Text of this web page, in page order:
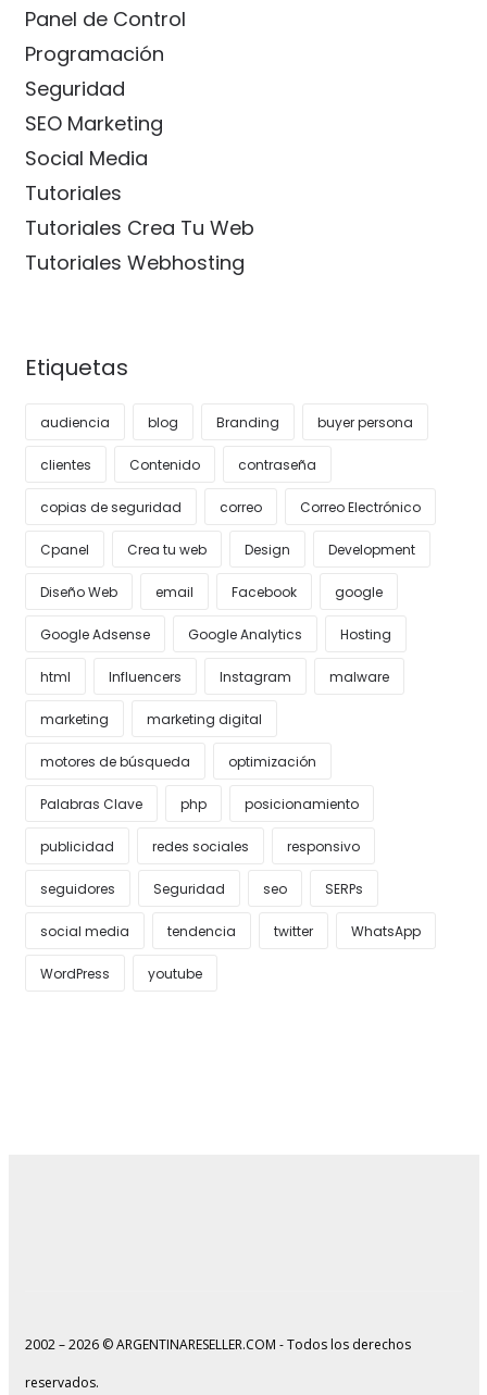
Panel de Control
Programación
Seguridad
SEO Marketing
Social Media
Tutoriales
Tutoriales Crea Tu Web
Tutoriales Webhosting
Etiquetas
audiencia blog Branding buyer persona
clientes Contenido contraseña
copias de seguridad correo Correo Electrónico
Cpanel Crea tu web Design Development
Diseño Web email Facebook google
Google Adsense Google Analytics Hosting
html Influencers Instagram malware
marketing marketing digital
motores de búsqueda optimización
Palabras Clave php posicionamiento
publicidad redes sociales responsivo
seguidores Seguridad seo SERPs
social media tendencia twitter WhatsApp
WordPress youtube
2002 – 2026 © ARGENTINARESELLER.COM - Todos los derechos
reservados.